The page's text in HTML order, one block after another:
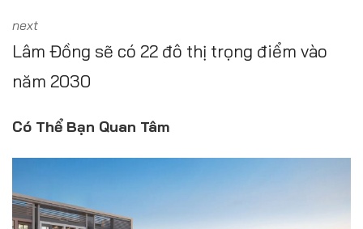
next
Lâm Đồng sẽ có 22 đô thị trọng điểm vào
năm 2030
Có Thể Bạn Quan Tâm